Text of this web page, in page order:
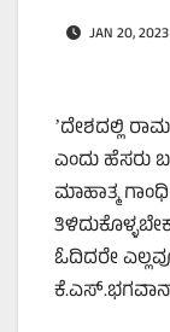
JAN 20, 2023
ʼದೇಶದಲ್ಲಿ ರಾಮ
ಎಂದು ಹೆಸರು
ಮಾಹಾತ್ಮ
ಓದಿದರೇ
ಕೆ.ಎಸ್.ಭಗವಾನ್‌